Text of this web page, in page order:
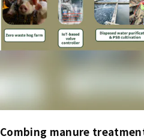
Combing manure